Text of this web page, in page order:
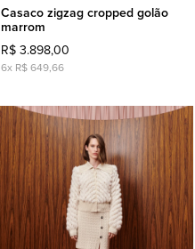
Casaco zigzag cropped golão
marrom
R$ 3.898,00
6x R$ 649,66